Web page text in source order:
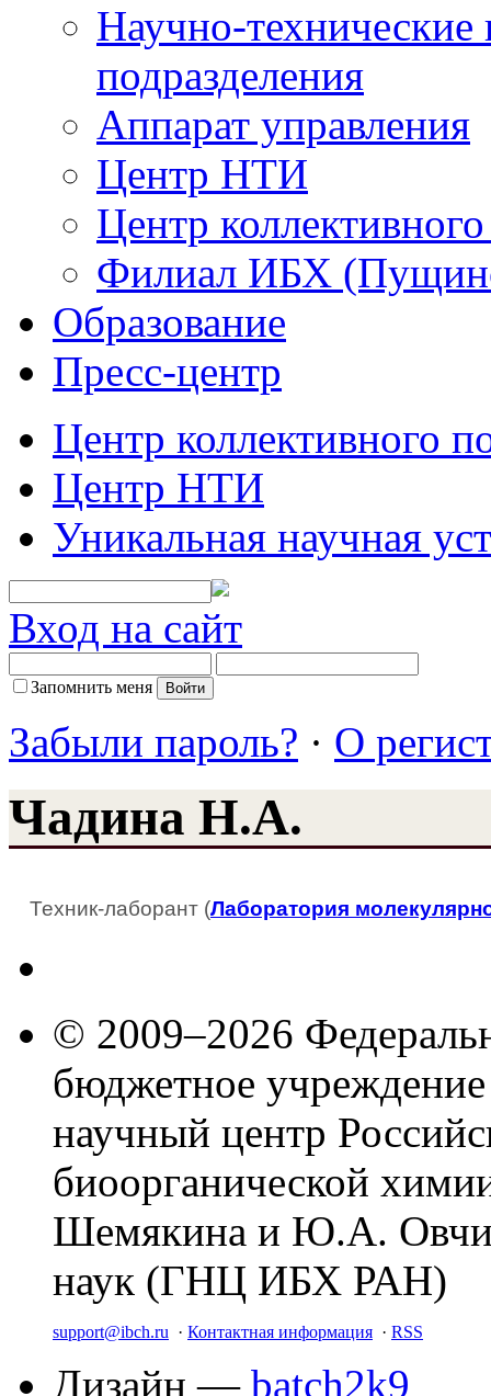
Научно-технические
подразделения
Аппарат управления
Центр НТИ
Центр
Филиал ИБХ
Образование
Пресс-центр
Центр коллективного
Центр НТИ
Уникальная научная
Вход на сайт
Запомнить меня
Забыли пароль? · О
Чадина Н.А.
Техник-лаборант (Лаборатория
© 2009–2026
бюджетное
научный центр
биоорганической
Шемякина и Ю.А.
наук (ГНЦ ИБХ РАН)
support@ibch.ru · Контактная информация · RSS
Дизайн — batch2k9